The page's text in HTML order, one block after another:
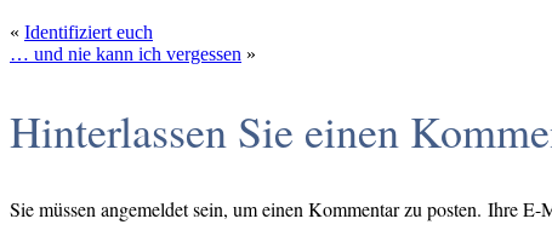
« Identifiziert euch
… und nie kann ich vergessen »
Hinterlassen Sie einen
Sie müssen angemeldet sein, um einen Kommentar zu posten. Ihre